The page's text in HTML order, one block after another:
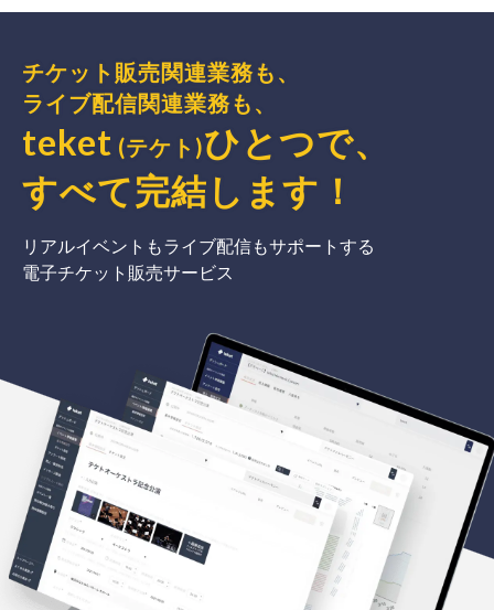
チケット販売関連業務も、
ライブ配信関連業務も、
teket (テケト)ひとつで、
すべて完結 します ！
リアルイベントもライブ配信もサポートする
電子チケット販売サービス